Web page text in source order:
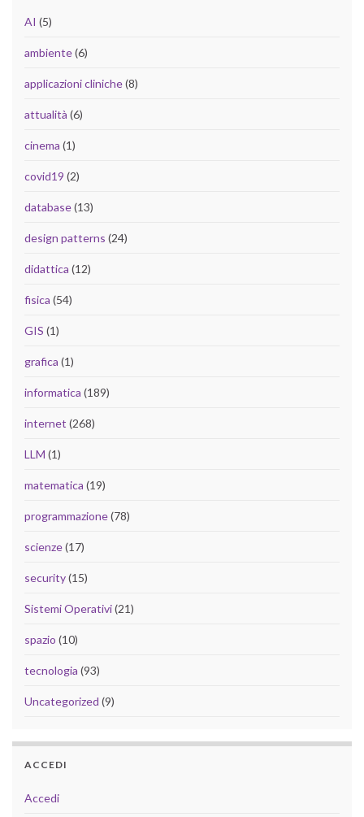
AI (5)
ambiente(6)
applicazioni cliniche(8)
attualità (6)
cinema (1)
covid19 (2)
database(13)
design patterns (24)
didattica (12)
fisica (54)
GIS (1)
grafica (1)
informatica (189)
internet (268)
LLM (1)
matematica (19)
programmazione(78)
scienze(17)
security(15)
Sistemi Operativi(21)
spazio (10)
tecnologia (93)
Uncategorized (9)
ACCEDI
Accedi